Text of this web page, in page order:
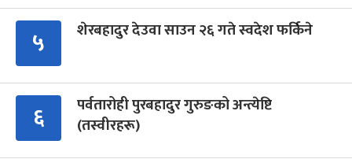
५ शेरबहादुर देउवा साउन २६ गते स्वदेश फर्किने
६
पर्वतारोही पुरबहादुर गुरुङको अन्त्येष्टि
(तस्वीरहरू)